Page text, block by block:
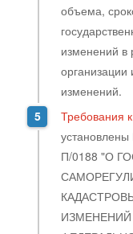
объема,
изменений в
организации
изменений.
Требования
установлены
П/0188 "О